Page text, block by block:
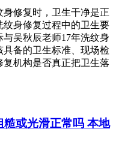
修复时，卫生干净是正
身修复过程中的卫生要
吴秋辰老师17年洗纹身
备的卫生标准、现场检
机构是否真正把卫生落
或光滑正常吗 本地